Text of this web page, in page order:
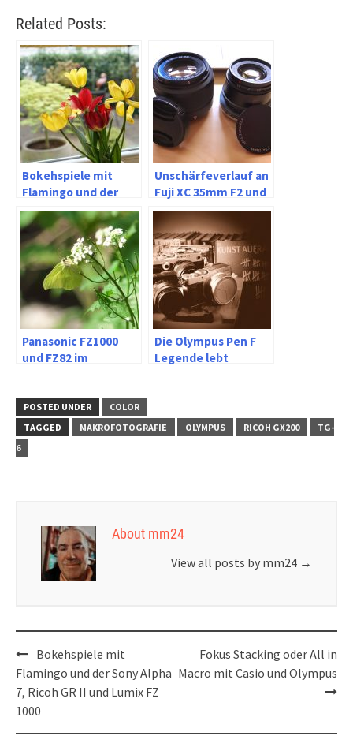
Related Posts:
Bokehspiele mit
Flamingo und der
Sony Alpha 7, Ricoh
GR II und Lumix FZ
1000
Unschärfeverlauf an
Fuji XC 35mm F2 und
TTartisan 35mm F1.4
Panasonic FZ1000
und FZ82 im
Die Olympus Pen F
Legende lebt
POSTED UNDER
COLOR
TAGGED
MAKROFOTOGRAFIE OLYMPUS RICOH GX200
TG-
6
About mm24
View all posts by mm24 →
Post
navigation
Bokehspiele mit
Flamingo und der Sony Alpha
7, Ricoh GR II und Lumix FZ
1000
Fokus Stacking oder All in
Macro mit Casio und Olympus